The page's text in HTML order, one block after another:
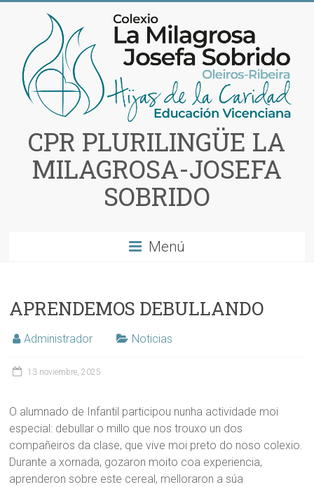
contenido
CPR PLURILINGÜE LA
MILAGROSA-JOSEFA
SOBRIDO
Menú
APRENDEMOS DEBULLANDO
Administrador Noticias
13 noviembre, 2025
O alumnado de Infantil participou nunha actividade moi
especial: debullar o millo que nos trouxo un dos
compañeiros da clase, que vive moi preto do noso colexio.
Durante a xornada, gozaron moito coa experiencia,
aprenderon sobre este cereal, melloraron a súa